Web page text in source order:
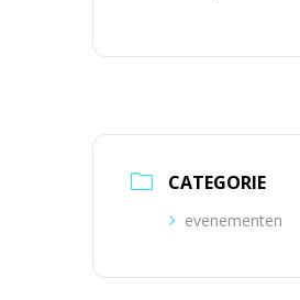
CATEGORIE
evenementen